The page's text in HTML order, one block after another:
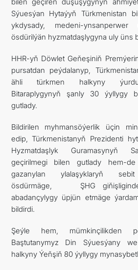
Sýuesýan Hytaýyň Türkmenistan
ykdysady, medeni-ynsanperwer
ösdürilýän hyzmatdaşlygyna uly üns
HHR-yň Döwlet Geňeşiniň
pursatdan peýdalanyp,
ähli türkmen halkyny
Bitaraplygynyň şanly 30 ýyllygy
gutlady.
Bildirilen myhmansöýerlik üçin
edip, Türkmenistanyň Prezidenti
Hyzmatdaşlyk Guramasynyň
geçirilmegi bilen gutlady hem-
gazanylan ylalaşyklaryň sebit
ösdürmäge, ŞHG
abadançylygy üpjün etmäge
bildirdi.
Şeýle hem, mümkinçilikden
Baştutanymyz Din Sýuesýany
halkyny Ýeňşiň 80 ýyllygy